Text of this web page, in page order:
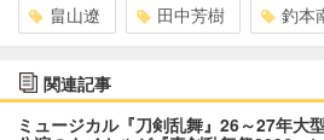
畠山遼 田中芳樹 釣本
関連記事
ミュージカル『刀剣乱舞』26～27年大